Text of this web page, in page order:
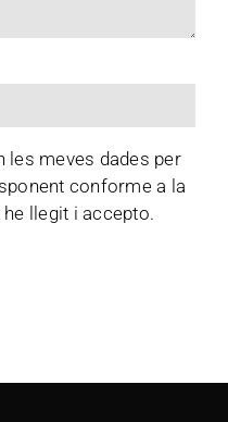
les meves dades per
conforme a la
he llegit i accepto.